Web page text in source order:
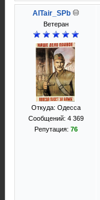
AlTair_SPb
Ветеран
Откуда: Одесса
Сообщений: 4 369
Репутация: 76